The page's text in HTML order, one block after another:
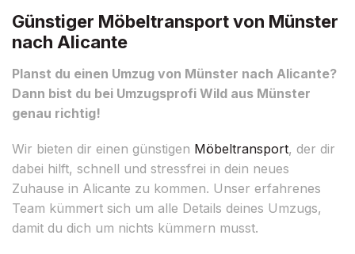
Günstiger Möbeltransport von Münster
nach Alicante
Planst du einen Umzug von Münster nach Alicante?
Dann bist du bei Umzugsprofi Wild aus Münster
genau richtig!
Wir bieten dir einen günstigen Möbeltransport, der dir
dabei hilft, schnell und stressfrei in dein neues
Zuhause in Alicante zu kommen. Unser erfahrenes
Team kümmert sich um alle Details deines Umzugs,
damit du dich um nichts kümmern musst.